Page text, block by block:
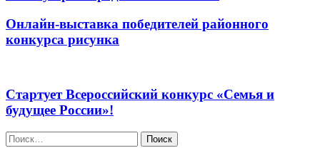
Онлайн-выставка победителей районного
конкурса рисунка
Стартует Всероссийский конкурс «Семья и
будущее России»!
Найти: